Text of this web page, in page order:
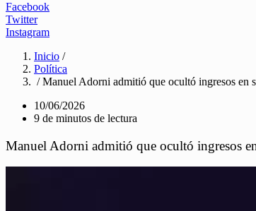
Facebook
Twitter
Instagram
Inicio /
Política
/ Manuel Adorni admitió que ocultó ingresos en
10/06/2026
9 de minutos de lectura
Manuel Adorni admitió que ocultó ingresos